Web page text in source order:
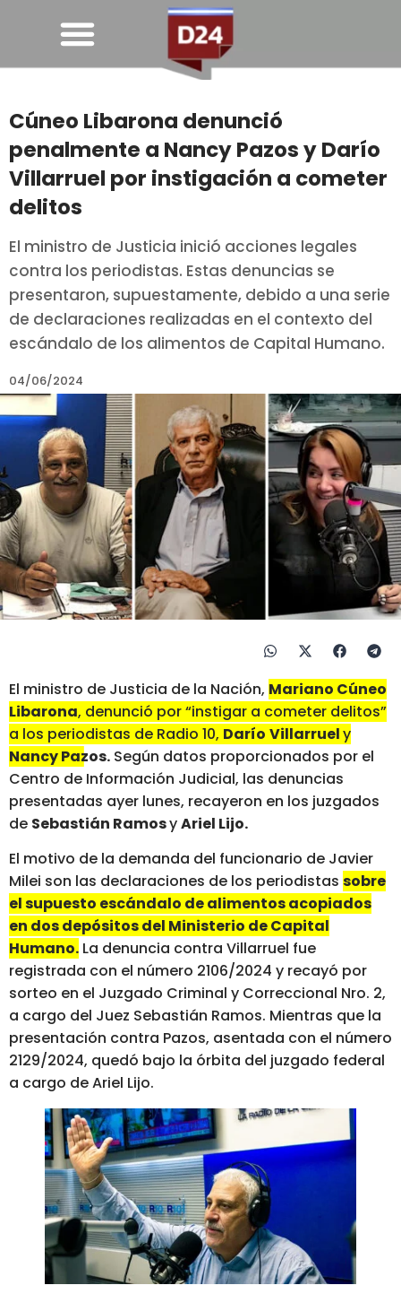
Cúneo Libarona denunció
penalmente a Nancy Pazos y Darío
Villarruel por instigación a cometer
delitos
El ministro de Justicia inició acciones legales
contra los periodistas. Estas denuncias se
presentaron, supuestamente, debido a una serie
de declaraciones realizadas en el contexto del
escándalo de los alimentos de Capital Humano.
04/06/2024
El ministro de Justicia de la Nación, Mariano Cúneo
Libarona, denunció por “instigar a cometer delitos”
a los periodistas de Radio 10, Darío Villarruely
Nancy Pazos. Según datos proporcionados por el
Centro de Información Judicial, las denuncias
presentadas ayer lunes, recayeron en los juzgados
de Sebastián RamosyAriel Lijo.
El motivo de la demanda del funcionario de Javier
Milei son las declaraciones de los periodistas sobre
el supuesto escándalo de alimentos acopiados
en dos depósitos del Ministerio de Capital
Humano. La denuncia contra Villarruel fue
registrada con el número 2106/2024 y recayó por
sorteo en el Juzgado Criminal y Correccional Nro. 2,
a cargo del Juez Sebastián Ramos. Mientras que la
presentación contra Pazos, asentada con el número
2129/2024, quedó bajo la órbita del juzgado federal
a cargo de Ariel Lijo.